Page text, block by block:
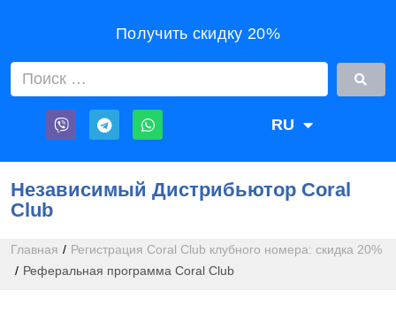
Получить скидку 20%
RU
UA
Независимый Дистрибьютор Coral
Club
Главная / Регистрация Coral Club клубного номера: скидка 20%
/ Реферальная программа Coral Club